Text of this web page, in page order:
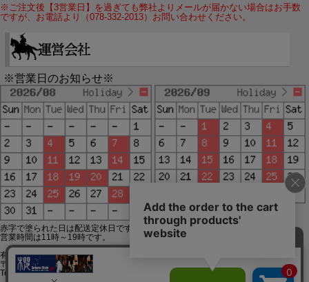
※ご注文後【3営業日】を過ぎても弊社よりメールが届かない場合はお手数
ですが、お電話より（078-332-2013）お問い合わせください。
※営業日のお知らせ※
赤字で塗られた日は配送定休日です。
営業時間は11時～19時です。
有限会社ジップジップ SakuraStyle通販事業部
〒650-0021 神戸市中央区三宮町3-9-19イトウビル1,4F
Tel:078-332-2013 FAX:078-333-6644